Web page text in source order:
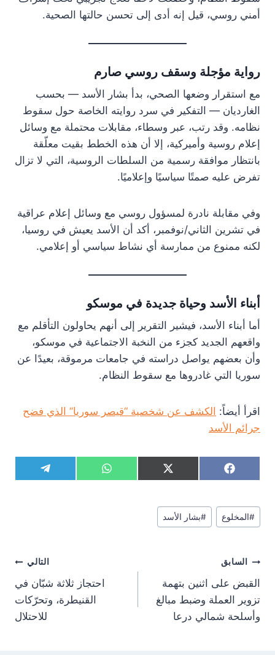
أمني روسي، قيل إنه أدى إلى تحسن حالتها الصحية.
رواية مؤجلة وسقف روسي صارم
مع استقرار وضعها الصحي، بدأ بشار الأسد — بحسب
الغارديان — التفكير في سرد روايته الخاصة حول سقوط
نظامه. وقد رتب، عبر وسطاء، مقابلات محتملة مع وسائل
إعلام روسية وأميركية، إلا أن هذه الخطط بقيت معلّقة
بانتظار موافقة رسمية من السلطات الروسية، التي لا تزال
تفرض عليه صمتًا سياسيًا وإعلاميًا.
وفي مقابلة نادرة لمسؤول روسي مع وسائل إعلام عراقية
في تشرين الثاني/نوفمبر، أكد أن الأسد يعيش في روسيا،
لكنه ممنوع من ممارسة أي نشاط سياسي أو إعلامي.
أبناء الأسد وحياة جديدة في موسكو
أما أبناء الأسد، فيشير التقرير إلى أنهم يحاولون التأقلم مع
واقعهم الجديد كجزء من النخبة الاجتماعية في موسكو،
وأن بعضهم يواصل دراسته في جامعات مرموقة، بعيدًا عن
سوريا التي غادروها مع سقوط النظام.
اقرأ أيضاً: الكشف عن شخصية “قيصر سوريا” الذي فضح
جرائم الأسد
S
h
r
e
o
F
a
e
b
o
S
h
r
e
o
X
(
w
i
t
S
h
W
h
S
h
T
e
وسوم
المقال:
#المخلوع #بشار الأسد
تصفّح
المقالات
السابق
القبض على اثنين بتهمة
تزوير العملة وضبط مبالغ
وأسلحة شمالي درعا
التالي
احتجاز ثلاثة شبّان في
القنيطرة، وتحرّكات
للاحتلال